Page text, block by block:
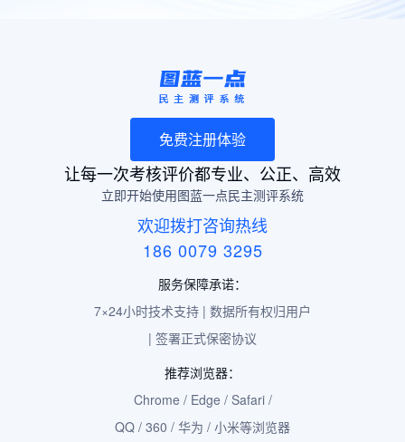
免费注册体验
让每一次考核评价都专业、公正、高效
立即开始使用图蓝一点民主测评系统
欢迎拨打咨询热线
186 0079 3295
服务保障承诺：
7×24小时技术支持 | 数据所有权归用户
| 签署正式保密协议
推荐浏览器：
Chrome / Edge / Safari /
QQ / 360 / 华为 / 小米等浏览器